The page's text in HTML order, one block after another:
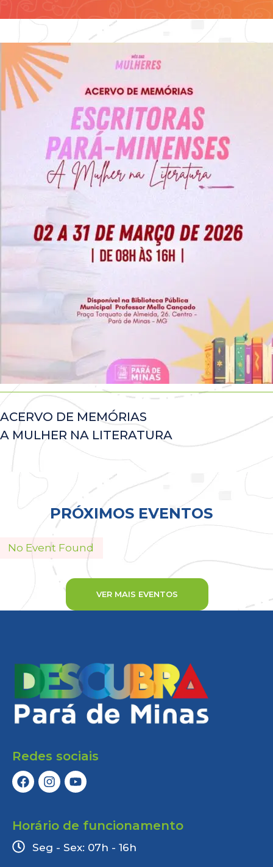
Contato
ACERVO DE MEMÓRIAS
A MULHER NA LITERATURA
PRÓXIMOS EVENTOS
Todos
No Event Found
VER MAIS EVENTOS
Redes sociais
Horário de funcionamento
Seg - Sex: 07h - 16h